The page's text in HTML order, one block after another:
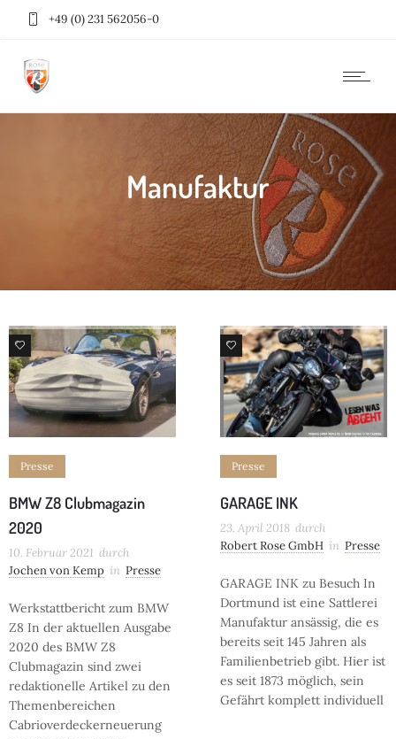
+49 (0) 231 562056-0
Manufaktur
99
Presse
BMW Z8 Clubmagazin
2020
10. Februar 2021 durch
Jochen von Kemp in Presse
Werkstattbericht zum BMW
Z8 In der aktuellen Ausgabe
2020 des BMW Z8
Clubmagazin sind zwei
redaktionelle Artikel zu den
Themenbereichen
Cabrioverdeckerneuerung
99
Presse
GARAGE INK
23. April 2018 durch
Robert Rose GmbH in Presse
GARAGE INK zu Besuch In
Dortmund ist eine Sattlerei
Manufaktur ansässig, die es
bereits seit 145 Jahren als
Familienbetrieb gibt. Hier ist
es seit 1873 möglich, sein
Gefährt komplett individuell